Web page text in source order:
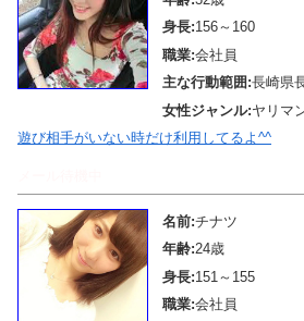
身長:156～160
職業:会社員
主な行動範囲:長崎県
女性ジャンル:ヤリマ
遊び相手がいない時だけ利用してるよ^^
名前:チナツ
年齢:24歳
身長:151～155
職業:会社員